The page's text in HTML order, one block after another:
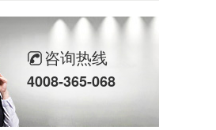
咨询热线
4008-365-068